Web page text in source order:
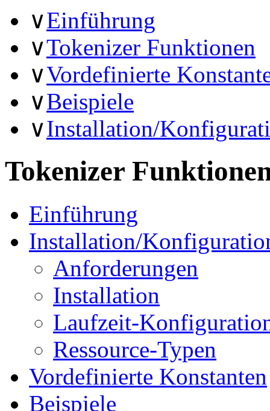
∨Einführung
∨Tokenizer Funktionen
∨Vordefinierte
∨Beispiele
∨Installation/
Tokenizer
Einführung
Installation/
Anforderungen
Installation
Laufzeit-
Ressource-Typen
Vordefinierte Konstanten
Beispiele